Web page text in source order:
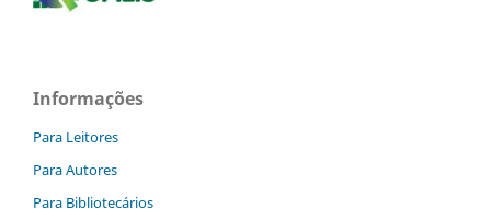
Informações
Para Leitores
Para Autores
Para Bibliotecários